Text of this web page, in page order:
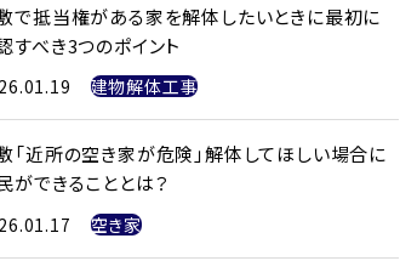
で抵当権がある家を解体したいときに最初に
すべき3つのポイント
建物解体工事
「近所の空き家が危険」解体してほしい場合に
ができることとは？
空き家